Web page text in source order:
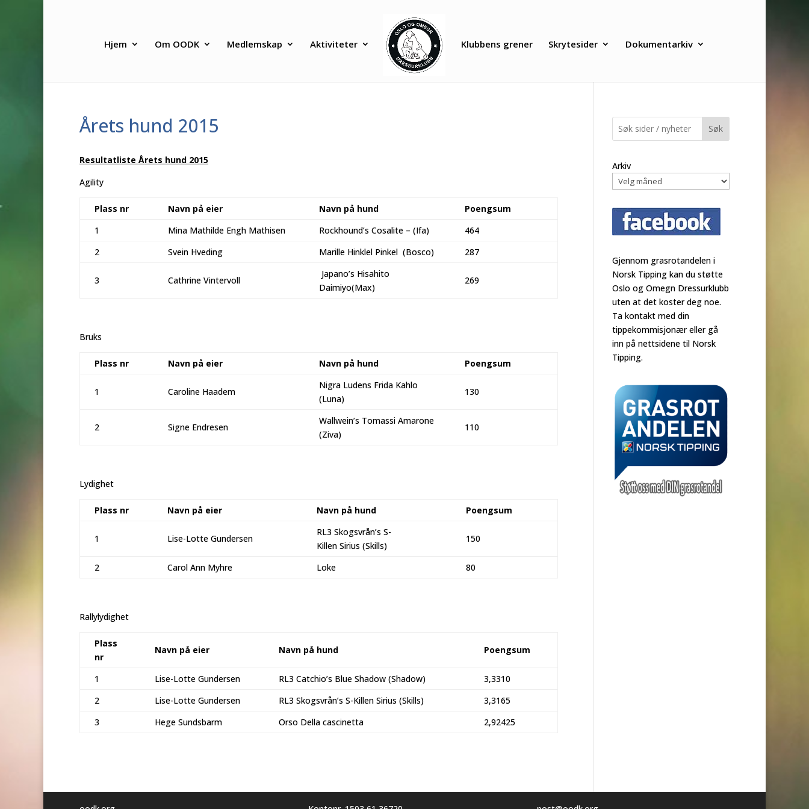
Hjem Om OODK Medlemskap Aktiviteter Klubbens grener Skrytesider Dokumentarkiv
Årets hund 2015
Resultatliste Årets hund 2015
Agility
Plass nr Navn på eier Navn på hund
Poengsum
1
Mina Mathilde Engh Mathisen Rockhound’s Cosalite – (Ifa)
464
2
Svein Hveding Marille Hinklel Pinkel (Bosco) 287
3 Cathrine Vintervoll
Japano’s Hisahito
Daimiyo(Max)
269
Bruks
Plass nr Navn på eier Navn på hund Poengsum
1 Caroline Haadem
Nigra Ludens Frida Kahlo
(Luna)
130
2 Signe Endresen
Wallwein’s Tomassi Amarone
(Ziva)
110
Lydighet
Plass nr Navn på eier Navn på hund Poengsum
1 Lise-Lotte Gundersen
RL3 Skogsvrån’s S-
Killen Sirius (Skills)
150
2 Carol Ann Myhre Loke 80
Rallylydighet
Plass
nr
Navn på eier Navn på hund Poengsum
1 Lise-Lotte Gundersen RL3 Catchio’s Blue Shadow (Shadow)
3,3310
2
Lise-Lotte Gundersen RL3 Skogsvrån’s S-Killen Sirius (Skills)
3,3165
3
Hege Sundsbarm Orso Della cascinetta 2,92425
Søk
Arkiv
Gjennom grasrotandelen i
Norsk Tipping kan du støtte
Oslo og Omegn Dressurklubb
uten at det koster deg noe.
Ta kontakt med din
tippekommisjonær eller gå
inn på nettsidene til Norsk
Tipping.